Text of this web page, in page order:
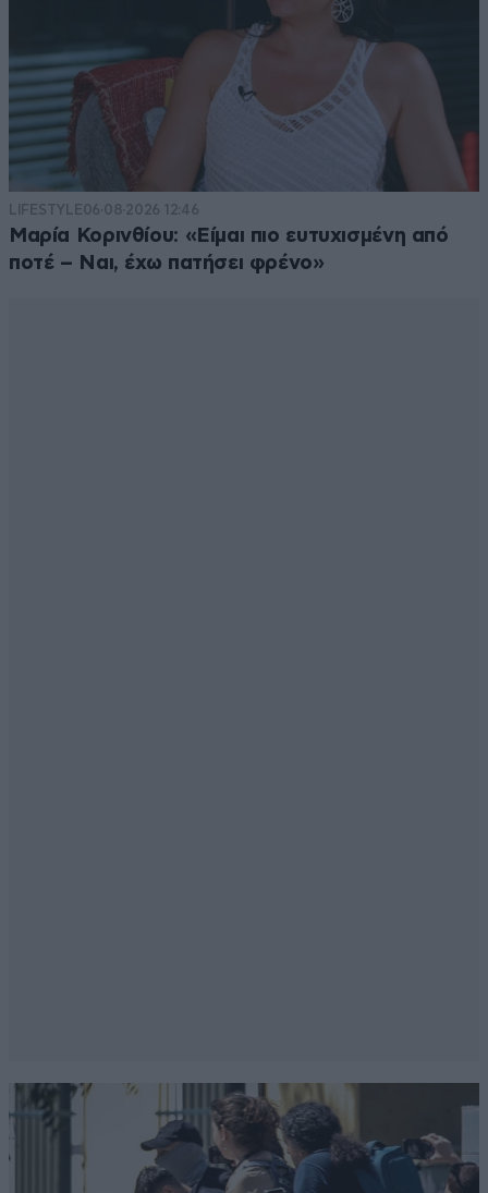
LIFESTYLE06·08·2026 12:46
Μαρία Κορινθίου: «Είμαι πιο ευτυχισμένη από
ποτέ – Ναι, έχω πατήσει φρένο»